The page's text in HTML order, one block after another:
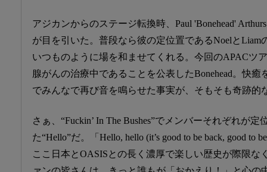
アジカンからのステージ転換時、Paul 'Bonehead'
が目を引いた。普段なら彼の定位置であるNoelとLiam
いつものように場を和ませてくれる。今回のAPACツ
腺がんの治療中であることを公表したBonehead。快
でみんなで再び音を鳴らせた事実が、そもそも奇跡的
さぁ、“Fuckin’ In The Bushes”でメンバーそれぞれが
た“Hello”だ。「Hello, hello (it’s good to be back, good to
ここ日本とOASISとの長く濃厚で楽しい歴史が際限な